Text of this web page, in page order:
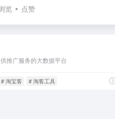
览 点赞
推广服务的大数据平台
# 淘宝客 # 淘客工具